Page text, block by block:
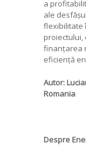
a
ale
flexibilitate
proiectului,
finanțarea
eficiență
Autor:
Romania
Despre